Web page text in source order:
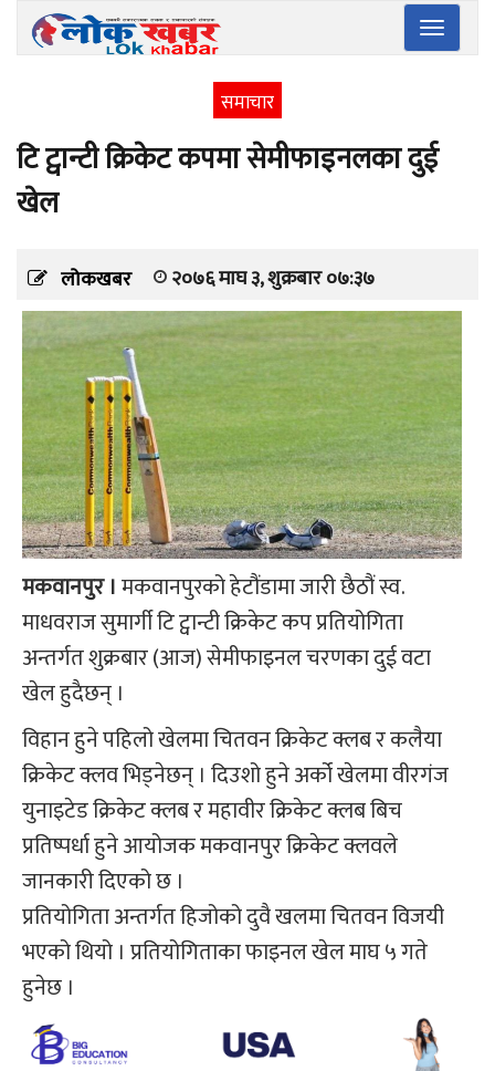
Toggle
समाचार
टि ट्वान्टी क्रिकेट कपमा सेमीफाइनलका दुई
खेल
लोकखबर २०७६ माघ ३, शुक्रबार ०७:३७
मकवानपुर ।मकवानपुरको हेटौंडामा जारी छैठौं स्व.
माधवराज सुमार्गी टि ट्वान्टी क्रिकेट कप प्रतियोगिता
अन्तर्गत शुक्रबार (आज) सेमीफाइनल चरणका दुई वटा
खेल हुदैछन् ।
विहान हुने पहिलो खेलमा चितवन क्रिकेट क्लब र कलैया
क्रिकेट क्लव भिड्नेछन् । दिउशो हुने अर्को खेलमा वीरगंज
युनाइटेड क्रिकेट क्लब र महावीर क्रिकेट क्लब बिच
प्रतिष्पर्धा हुने आयोजक मकवानपुर क्रिकेट क्लवले
जानकारी दिएको छ ।
प्रतियोगिता अन्तर्गत हिजोको दुवै खलमा चितवन विजयी
भएको थियो । प्रतियोगिताका फाइनल खेल माघ ५ गते
हुनेछ ।